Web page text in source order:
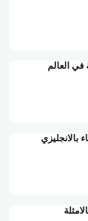
بالانجليزي